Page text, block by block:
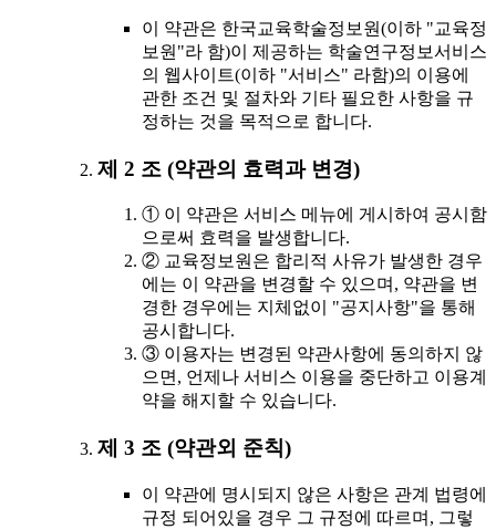
이 약관은 한국교육학술정보원(이하 "교육정
보원"라 함)이 제공하는 학술연구정보서비스
의 웹사이트(이하 "서비스" 라함)의 이용에
관한 조건 및 절차와 기타 필요한 사항을 규
정하는 것을 목적으로 합니다.
제 2 조 (약관의 효력과 변경)
① 이 약관은 서비스 메뉴에 게시하여 공시함
으로써 효력을 발생합니다.
② 교육정보원은 합리적 사유가 발생한 경우
에는 이 약관을 변경할 수 있으며, 약관을 변
경한 경우에는 지체없이 "공지사항"을 통해
공시합니다.
③ 이용자는 변경된 약관사항에 동의하지 않
으면, 언제나 서비스 이용을 중단하고 이용계
약을 해지할 수 있습니다.
제 3 조 (약관외 준칙)
이 약관에 명시되지 않은 사항은 관계 법령에
규정 되어있을 경우 그 규정에 따르며, 그렇